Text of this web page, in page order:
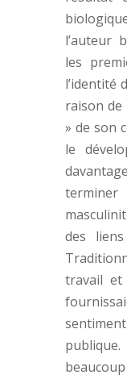
l’auteur
les
l’identité
raison
» de son
le
des liens
travail et